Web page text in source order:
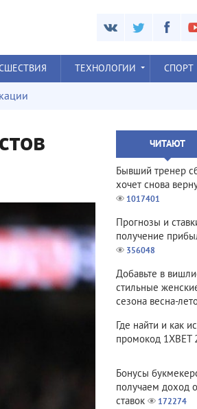
ТЕХНОЛОГИИ СПОРТ
ЧИТАЮТ
Бывший тренер
хочет снова
1017401
Прогнозы и
получение
356048
Добавьте в
стильные
сезона весна-
Где найти и как
промокод 1XBET
Бонусы
получаем доход
ставок
172274